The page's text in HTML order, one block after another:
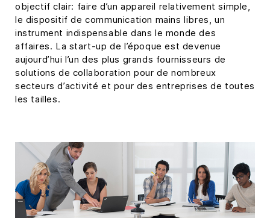
objectif clair: faire d’un appareil relativement simple,
le dispositif de communication mains libres, un
instrument indispensable dans le monde des
affaires. La start-up de l’époque est devenue
aujourd’hui l’un des plus grands fournisseurs de
solutions de collaboration pour de nombreux
secteurs d’activité et pour des entreprises de toutes
les tailles.